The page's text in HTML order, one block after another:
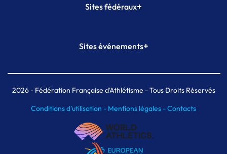
Sites fédéraux+
Plateforme Formation
Sites événements+
Meeting de Paris indoor
MAIF Ekiden de Paris
2026- Fédération Française d'Athlétisme - Tous Droits Réservés
Conditions d'utilisation - Mentions légales -Contacts